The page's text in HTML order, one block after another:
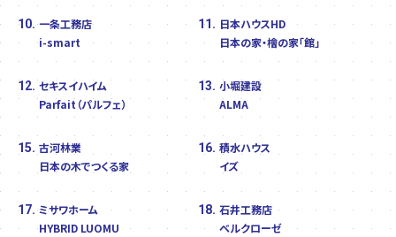
10. 一条工務店
i-smart
11. 日本ハウスHD
日本の家・檜の家「館」
12. セキスイハイム
Parfait（パルフェ）
13. 小堀建設
ALMA
15. 古河林業
日本の木でつくる家
16. 積水ハウス
イズ
17. ミサワホーム
HYBRID LUOMU
18. 石井工務店
ベルクローゼ